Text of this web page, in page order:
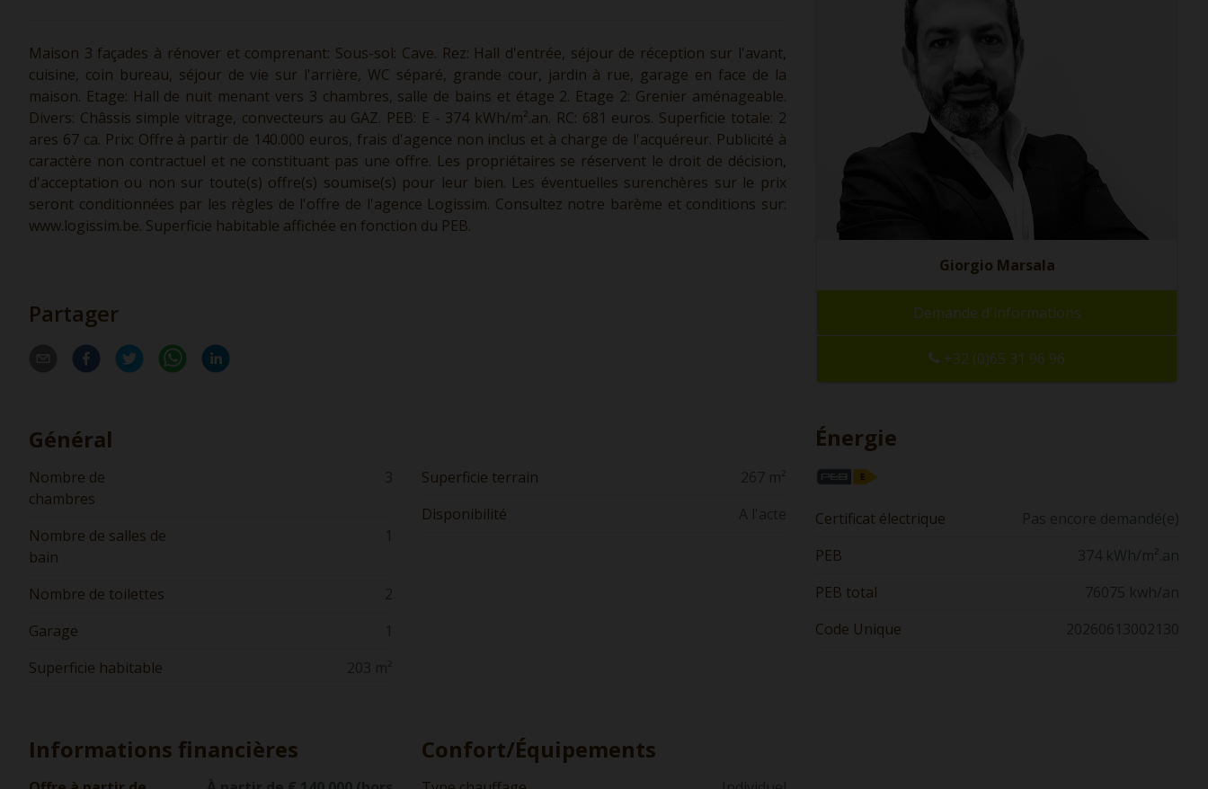
Maison 3 façades à rénover et comprenant: Sous-sol: Cave. Rez: Hall d'entrée, séjour de réception sur l'avant,
cuisine, coin bureau, séjour de vie sur l'arrière, WC séparé, grande cour, jardin à rue, garage en face de la
maison. Etage: Hall de nuit menant vers 3 chambres, salle de bains et étage 2. Etage 2: Grenier aménageable.
Divers: Châssis simple vitrage, convecteurs au GAZ. PEB: E - 374 kWh/m².an. RC: 681 euros. Superficie totale: 2
ares 67 ca. Prix: Offre à partir de 140.000 euros, frais d'agence non inclus et à charge de l'acquéreur. Publicité à
caractère non contractuel et ne constituant pas une offre. Les propriétaires se réservent le droit de décision,
d'acceptation ou non sur toute(s) offre(s) soumise(s) pour leur bien. Les éventuelles surenchères sur le prix
seront conditionnées par les règles de l'offre de l'agence Logissim. Consultez notre barème et conditions sur:
www.logissim.be. Superficie habitable affichée en fonction du PEB.
Partager
Général
Nombre de
chambres
3
Nombre de salles de
bain
1
Nombre de toilettes
2
Garage
1
Superficie habitable
203 m²
Superficie terrain
267 m²
Disponibilité
A l'acte
Informations financières Confort/Équipements
Giorgio Marsala
Demande d'informations
+32 (0)65 31 96 96
Énergie
Certificat électrique
Pas encore demandé(e)
PEB
374 kWh/m².an
PEB total
76075 kwh/an
Code Unique
20260613002130